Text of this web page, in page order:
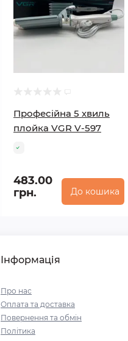
Професійна 5 хвиль
плойка VGR V-597
483.00
грн.
До кошика
Інформація
Про нас
Оплата та доставка
Повернення та обмін
Політика